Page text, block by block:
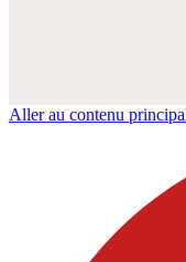
Aller au contenu